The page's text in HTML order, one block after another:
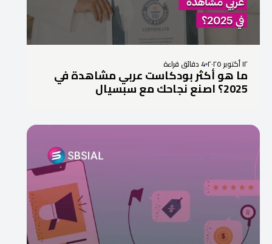
١٢ أكتوبر ٢٠٢٥ 4 دقائق قراءة
ما هو أكثر بودكاست عربي مشاهدة في
2025؟ اصنع نجاحك مع سبسيال